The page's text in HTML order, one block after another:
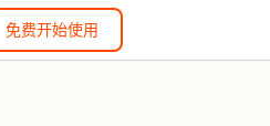
免费开始使用